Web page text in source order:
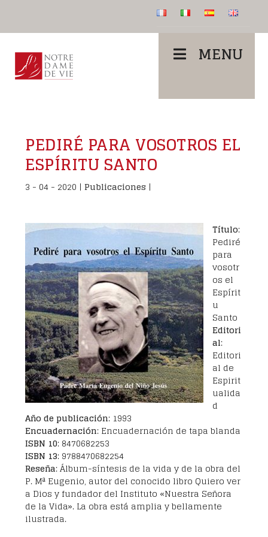
MENU
PEDIRÉ PARA VOSOTROS EL
ESPÍRITU SANTO
3 - 04 - 2020 |Publicaciones |
Título:
Pediré
para
vosotr
os el
Espírit
u
Santo
Editori
al:
Editori
al de
Espirit
ualida
d
Año de publicación: 1993
Encuadernación: Encuadernación de tapa blanda
ISBN 10: 8470682253
ISBN 13: 9788470682254
Reseña: Álbum-síntesis de la vida y de la obra del
P. Mª Eugenio, autor del conocido libro Quiero ver
a Dios y fundador del Instituto «Nuestra Señora
de la Vida». La obra está amplia y bellamente
ilustrada.